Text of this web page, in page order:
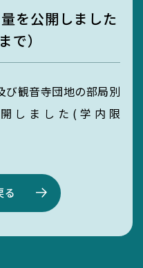
ト
・
会
を公開しました
で）
び観音寺団地の部局別
しました(学内限
る